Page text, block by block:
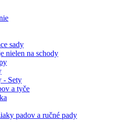
sady
nielen na schody
- Sety
a tyče
padov a ručné pady